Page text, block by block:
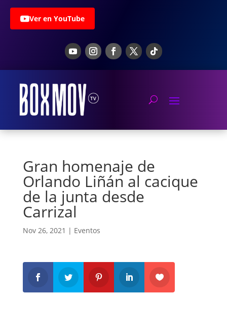
Ver en YouTube
Gran homenaje de
Orlando Liñán al cacique
de la junta desde
Carrizal
Nov 26, 2021 | Eventos